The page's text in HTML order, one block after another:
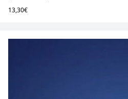
13,30€